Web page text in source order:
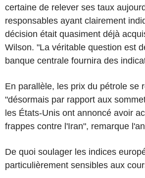
certaine de relever ses taux
responsables ayant clairement
décision était quasiment déjà
Wilson. "La véritable question est
banque centrale fournira des
En parallèle, les prix du pétrole se
"désormais par rapport aux
les États-Unis ont annoncé avoir
frappes contre l'Iran", remarque
De quoi soulager les indices
particulièrement sensibles aux